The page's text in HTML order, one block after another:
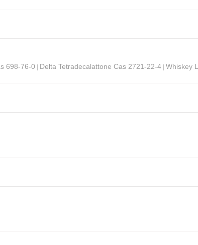
698-76-0 | Delta Tetradecalattone Cas 2721-22-4 | Whiskey